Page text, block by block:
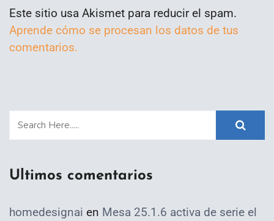
Este sitio usa Akismet para reducir el spam.
Aprende cómo se procesan los datos de tus
comentarios.
Ultimos comentarios
homedesignai en Mesa 25.1.6 activa de serie el